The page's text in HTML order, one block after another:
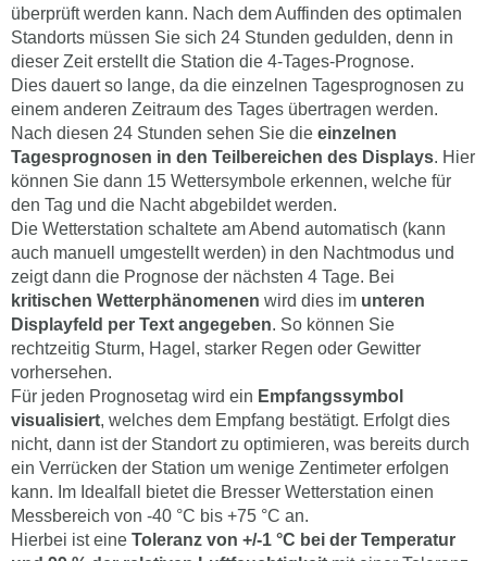
überprüft werden kann. Nach dem Auffinden des optimalen
Standorts müssen Sie sich 24 Stunden gedulden, denn in
dieser Zeit erstellt die Station die 4-Tages-Prognose.
Dies dauert so lange, da die einzelnen Tagesprognosen zu
einem anderen Zeitraum des Tages übertragen werden.
Nach diesen 24 Stunden sehen Sie die einzelnen
Tagesprognosen in den Teilbereichen des Displays. Hier
können Sie dann 15 Wettersymbole erkennen, welche für
den Tag und die Nacht abgebildet werden.
Die Wetterstation schaltete am Abend automatisch (kann
auch manuell umgestellt werden) in den Nachtmodus und
zeigt dann die Prognose der nächsten 4 Tage. Bei
kritischen Wetterphänomenen wird dies im unteren
Displayfeld per Text angegeben. So können Sie
rechtzeitig Sturm, Hagel, starker Regen oder Gewitter
vorhersehen.
Für jeden Prognosetag wird ein Empfangssymbol
visualisiert, welches dem Empfang bestätigt. Erfolgt dies
nicht, dann ist der Standort zu optimieren, was bereits durch
ein Verrücken der Station um wenige Zentimeter erfolgen
kann. Im Idealfall bietet die Bresser Wetterstation einen
Messbereich von -40 °C bis +75 °C an.
Hierbei ist eine Toleranz von +/-1 °C bei der Temperatur